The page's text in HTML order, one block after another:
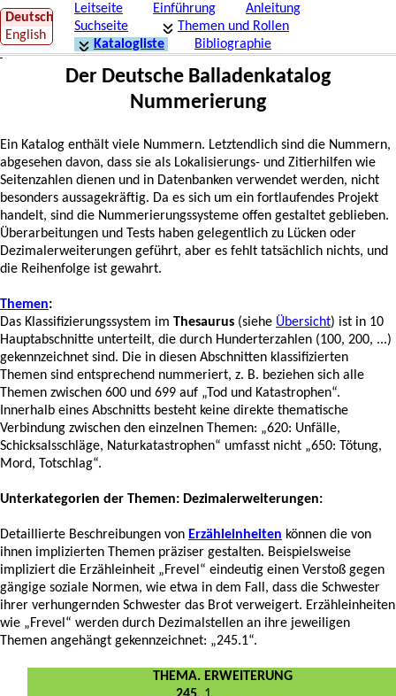
Deutsch
English
Leitseite Einführung
Anleitung
Suchseite
Themen und Rollen
Katalogliste
Bibliographie
DBK
Der Deutsche Balladenkatalog
Nummerierung
Ein Katalog enthält viele Nummern. Letztendlich sind die Nummern,
abgesehen davon, dass sie als Lokalisierungs- und Zitierhilfen wie
Seitenzahlen dienen und in Datenbanken verwendet werden, nicht
besonders aussagekräftig. Da es sich um ein fortlaufendes Projekt
handelt, sind die Nummerierungssysteme offen gestaltet geblieben.
Überarbeitungen und Tests haben gelegentlich zu Lücken oder
Dezimalerweiterungen geführt, aber es fehlt tatsächlich nichts, und
die Reihenfolge ist gewahrt.
Themen:
Das Klassifizierungssystem im Thesaurus (siehe Übersicht) ist in 10
Hauptabschnitte unterteilt, die durch Hunderterzahlen (100, 200, ...)
gekennzeichnet sind. Die in diesen Abschnitten klassifizierten
Themen sind entsprechend nummeriert, z. B. beziehen sich alle
Themen zwischen 600 und 699 auf „Tod und Katastrophen“.
Innerhalb eines Abschnitts besteht keine direkte thematische
Verbindung zwischen den einzelnen Themen: „620: Unfälle,
Schicksalsschläge, Naturkatastrophen“ umfasst nicht „650: Tötung,
Mord, Totschlag“.
Unterkategorien der Themen: Dezimalerweiterungen:
Detaillierte Beschreibungen von Erzähleinheiten können die von
ihnen implizierten Themen präziser gestalten. Beispielsweise
impliziert die Erzähleinheit „Frevel“ eindeutig einen Verstoß gegen
gängige soziale Normen, wie etwa in dem Fall, dass die Schwester
ihrer verhungernden Schwester das Brot verweigert. Erzähleinheiten
wie „Frevel“ werden durch Dezimalstellen an ihre jeweiligen
Themen angehängt gekennzeichnet: „245.1“.
THEMA. ERWEITERUNG